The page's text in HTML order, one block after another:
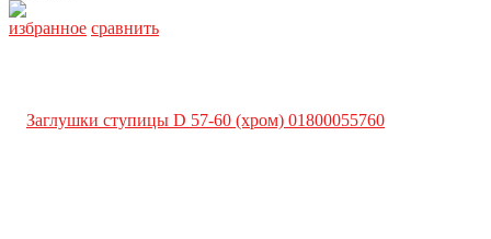
избранное сравнить